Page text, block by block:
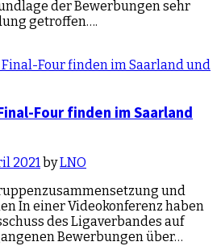
der Bewerbungen sehr
getroffen….
Four finden im Saarland
2021 byLNO
und
In einer Videokonferenz haben
des Ligaverbandes auf
Bewerbungen über…